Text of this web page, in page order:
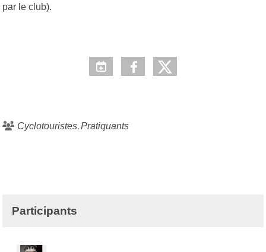
par le club).
Cyclotouristes Pratiquants
Participants